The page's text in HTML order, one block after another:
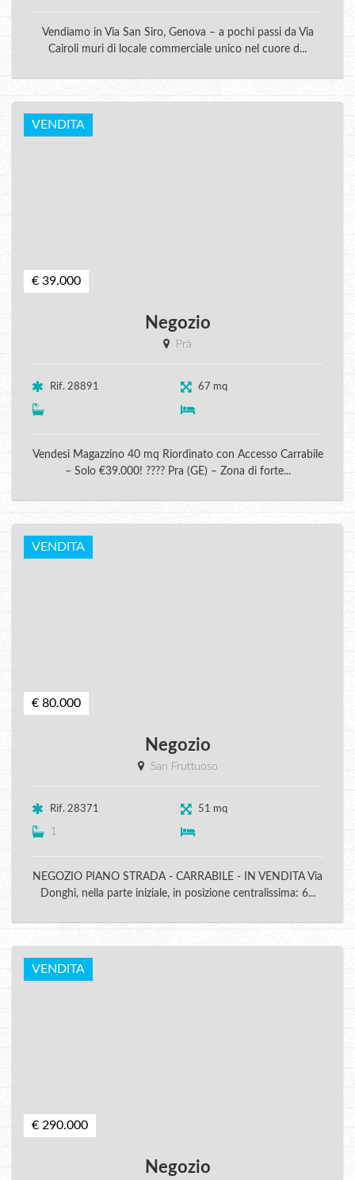
Vendiamo in Via San Siro, Genova – a pochi passi da Via
Cairoli muri di locale commerciale unico nel cuore d...
VENDITA
€ 39.000
Negozio
Prà
Rif. 28891 67 mq
Vendesi Magazzino 40 mq Riordinato con Accesso Carrabile
– Solo €39.000! ???? Pra (GE) – Zona di forte...
VENDITA
€ 80.000
Negozio
San Fruttuoso
Rif. 28371 51 mq
1
NEGOZIO PIANO STRADA - CARRABILE - IN VENDITA Via
Donghi, nella parte iniziale, in posizione centralissima: 6...
VENDITA
€ 290.000
Negozio